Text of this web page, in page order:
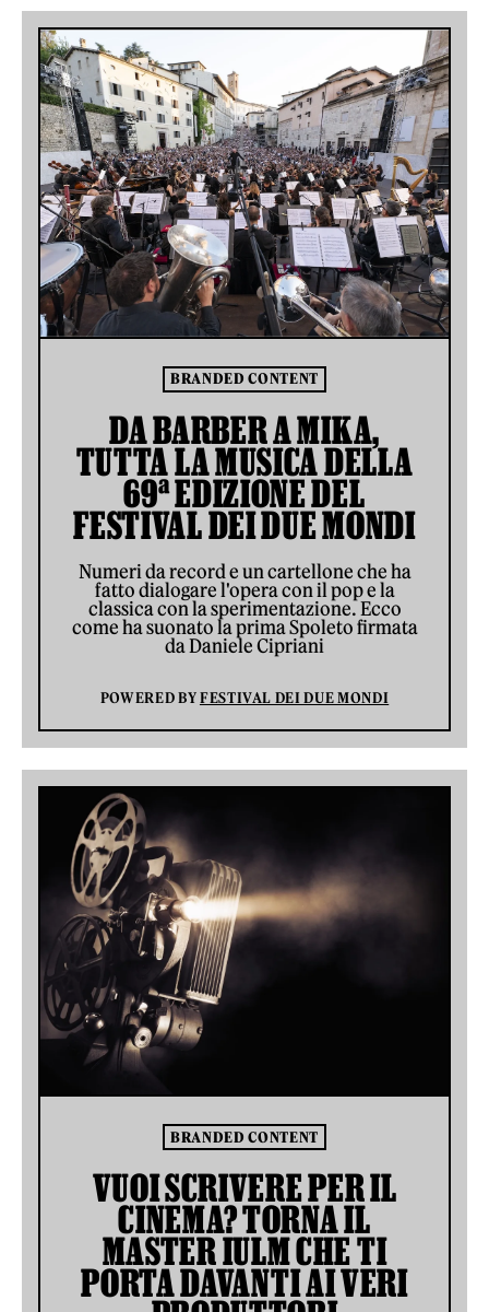
BRANDED CONTENT
DA BARBER A MIKA,
TUTTA LA MUSICA DELLA
69ª EDIZIONE DEL
FESTIVAL DEI DUE MONDI
Numeri da record e un cartellone che ha
fatto dialogare l'opera con il pop e la
classica con la sperimentazione. Ecco
come ha suonato la prima Spoleto firmata
da Daniele Cipriani
POWERED BYFESTIVAL DEI DUE MONDI
BRANDED CONTENT
VUOI SCRIVERE PER IL
CINEMA? TORNA IL
MASTER IULM CHE TI
PORTA DAVANTI AI VERI